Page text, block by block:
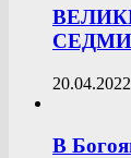
20.04.2022
В